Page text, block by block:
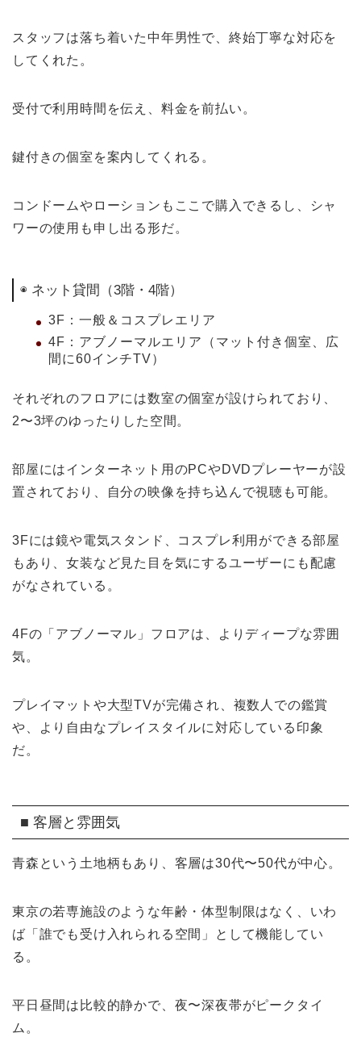
スタッフは落ち着いた中年男性で、終始丁寧な対応を
してくれた。
受付で利用時間を伝え、料金を前払い。
鍵付きの個室を案内してくれる。
コンドームやローションもここで購入できるし、シャ
ワーの使用も申し出る形だ。
◉ ネット貸間（3階・4階）
3F：一般＆コスプレエリア
4F：アブノーマルエリア（マット付き個室、広
間に60インチTV）
それぞれのフロアには数室の個室が設けられており、
2〜3坪のゆったりした空間。
部屋にはインターネット用のPCやDVDプレーヤーが設
置されており、自分の映像を持ち込んで視聴も可能。
3Fには鏡や電気スタンド、コスプレ利用ができる部屋
もあり、女装など見た目を気にするユーザーにも配慮
がなされている。
4Fの「アブノーマル」フロアは、よりディープな雰囲
気。
プレイマットや大型TVが完備され、複数人での鑑賞
や、より自由なプレイスタイルに対応している印象
だ。
■ 客層と雰囲気
青森という土地柄もあり、客層は30代〜50代が中心。
東京の若専施設のような年齢・体型制限はなく、いわ
ば「誰でも受け入れられる空間」として機能してい
る。
平日昼間は比較的静かで、夜〜深夜帯がピークタイ
ム。